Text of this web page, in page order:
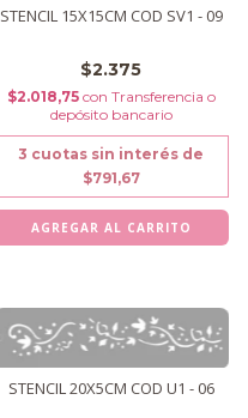
STENCIL 15X15CM COD SV1 - 09
$2.375
$2.018,75 con Transferencia o
depósito bancario
3 cuotas sin interés de
$791,67
STENCIL 20X5CM COD U1 - 06